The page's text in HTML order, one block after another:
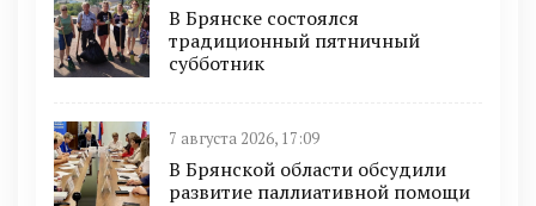
В Брянске состоялся
традиционный пятничный
субботник
7 августа 2026, 17:09
В Брянской области обсудили
развитие паллиативной помощи